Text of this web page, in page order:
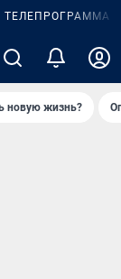
ТЕЛЕПРОГРАММА
новую жизнь?